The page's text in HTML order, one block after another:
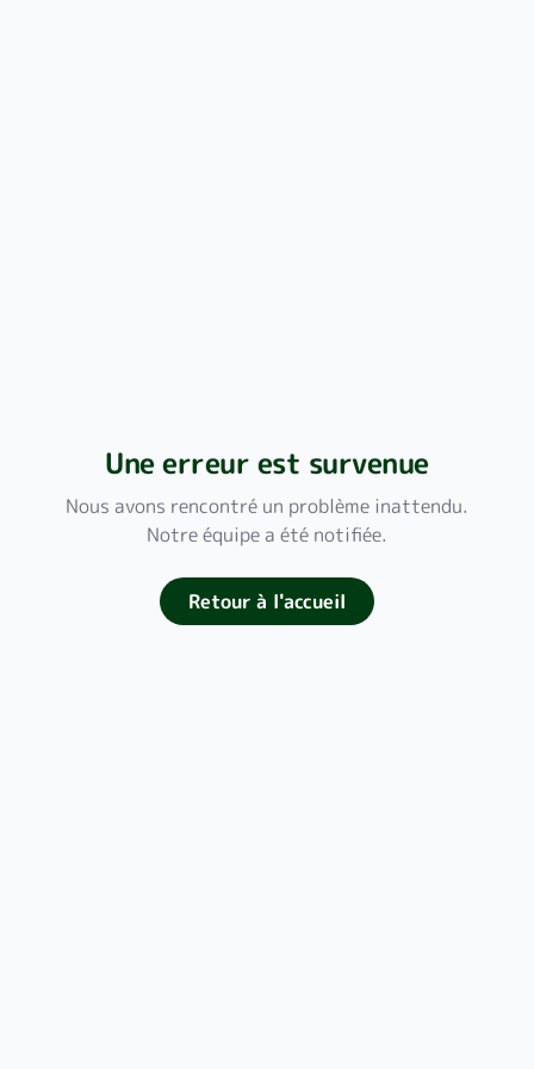
Une erreur est survenue
Nous avons rencontré un problème inattendu.
Notre équipe a été notifiée.
Retour à l'accueil